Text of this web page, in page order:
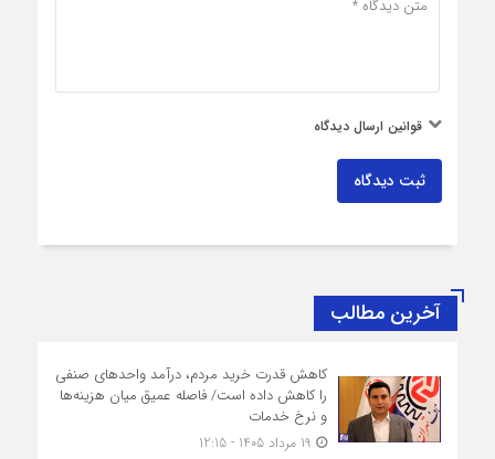
قوانین ارسال دیدگاه
ثبت دیدگاه
آخرین مطالب
کاهش قدرت خرید مردم، درآمد واحدهای صنفی
را کاهش داده است/ فاصله عمیق میان هزینه‌ها
و نرخ خدمات